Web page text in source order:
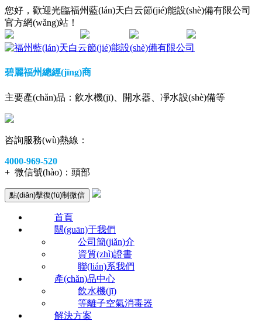
您好，歡迎光臨福州藍(lán)天白云節(jié)能設(shè)備有限公司
官方網(wǎng)站！
碧麗福州總經(jīng)商
主要產(chǎn)品：飲水機(jī)、開水器、凈水設(shè)備等
咨詢服務(wù)熱線：
4000-969-520
+ 微信號(hào)： 頭部
點(diǎn)擊復(fù)制微信
首頁
關(guān)于我們
公司簡(jiǎn)介
資質(zhì)證書
聯(lián)系我們
產(chǎn)品中心
飲水機(jī)
等離子空氣消毒器
解決方案